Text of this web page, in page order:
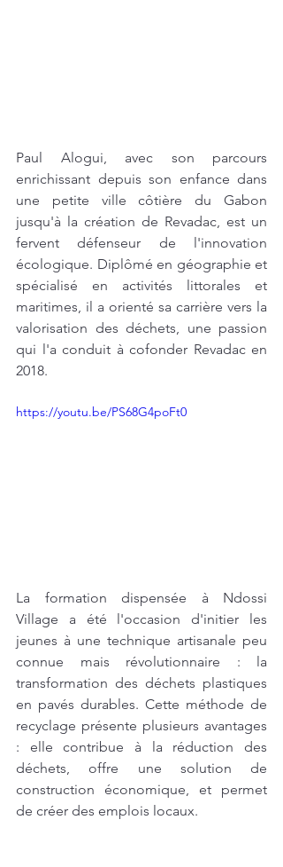
Paul Alogui, avec son parcours
enrichissant depuis son enfance dans
une petite ville côtière du Gabon
jusqu'à la création de Revadac, est un
fervent défenseur de l'innovation
écologique. Diplômé en géographie et
spécialisé en activités littorales et
maritimes, il a orienté sa carrière vers la
valorisation des déchets, une passion
qui l'a conduit à cofonder Revadac en
2018.
https://youtu.be/PS68G4poFt0
La formation dispensée à Ndossi
Village a été l'occasion d'initier les
jeunes à une technique artisanale peu
connue mais révolutionnaire : la
transformation des déchets plastiques
en pavés durables. Cette méthode de
recyclage présente plusieurs avantages
: elle contribue à la réduction des
déchets, offre une solution de
construction économique, et permet
de créer des emplois locaux.